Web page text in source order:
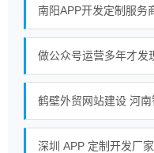
南阳APP开发定制服务
鹤壁外贸网站建设 河
深圳 APP 定制开发厂